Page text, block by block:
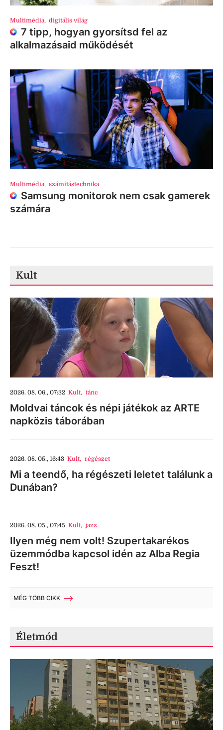
Multimédia, digitális világ
7 tipp, hogyan gyorsítsd fel az
alkalmazásaid működését
Multimédia, számítástechnika
Samsung monitorok nem csak gamerek
számára
Kult
2026. 08. 06., 07:32 Kult, tánc
Moldvai táncok és népi játékok az ARTE
napközis táborában
2026. 08. 05., 16:43 Kult, régészet
Mi a teendő, ha régészeti leletet találunk a
Dunában?
2026. 08. 05., 07:45 Kult, jazz
Ilyen még nem volt! Szupertakarékos
üzemmódba kapcsol idén az Alba Regia
Feszt!
MÉG TÖBB CIKK
Életmód